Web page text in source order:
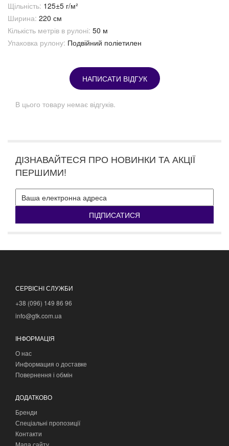
Щільність: 125±5 г/м²
Ширина: 220 см
Кількість метрів в рулоні: 50 м
Упаковка рулону: Подвійний поліетилен
НАПИСАТИ ВІДГУК
В цього товару немає відгуків.
ДІЗНАВАЙТЕСЯ ПРО НОВИНКИ ТА АКЦІЇ
ПЕРШИМИ!
ПІДПИСАТИСЯ
СЕРВІСНІ СЛУЖБИ
+38 (096) 149 86 96
info@gtk.com.ua
ІНФОРМАЦІЯ
О нас
Информация о доставке
Повернення і обмін
ДОДАТКОВО
Бренди
Спеціальні пропозиції
Контакти